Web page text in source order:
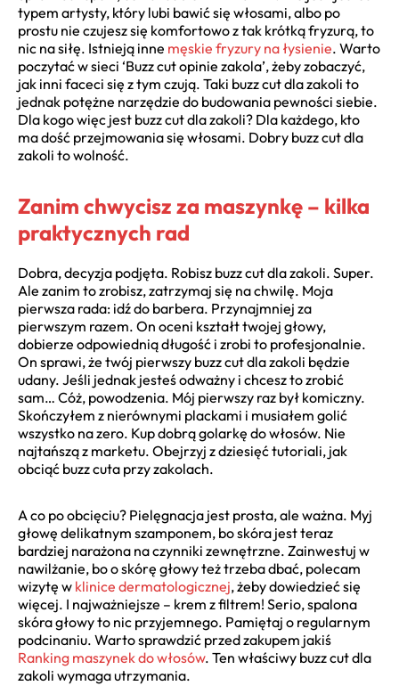
typem artysty, który lubi bawić się włosami, albo po
prostu nie czujesz się komfortowo z tak krótką fryzurą, to
nic na siłę. Istnieją inne męskie fryzury na łysienie. Warto
poczytać w sieci ‘Buzz cut opinie zakola’, żeby zobaczyć,
jak inni faceci się z tym czują. Taki buzz cut dla zakoli to
jednak potężne narzędzie do budowania pewności siebie.
Dla kogo więc jest buzz cut dla zakoli? Dla każdego, kto
ma dość przejmowania się włosami. Dobry buzz cut dla
zakoli to wolność.
Zanim chwycisz za maszynkę – kilka
praktycznych rad
Dobra, decyzja podjęta. Robisz buzz cut dla zakoli. Super.
Ale zanim to zrobisz, zatrzymaj się na chwilę. Moja
pierwsza rada: idź do barbera. Przynajmniej za
pierwszym razem. On oceni kształt twojej głowy,
dobierze odpowiednią długość i zrobi to profesjonalnie.
On sprawi, że twój pierwszy buzz cut dla zakoli będzie
udany. Jeśli jednak jesteś odważny i chcesz to zrobić
sam… Cóż, powodzenia. Mój pierwszy raz był komiczny.
Skończyłem z nierównymi plackami i musiałem golić
wszystko na zero. Kup dobrą golarkę do włosów. Nie
najtańszą z marketu. Obejrzyj z dziesięć tutoriali, jak
obciąć buzz cuta przy zakolach.
A co po obcięciu? Pielęgnacja jest prosta, ale ważna. Myj
głowę delikatnym szamponem, bo skóra jest teraz
bardziej narażona na czynniki zewnętrzne. Zainwestuj w
nawilżanie, bo o skórę głowy też trzeba dbać, polecam
wizytę w klinice dermatologicznej, żeby dowiedzieć się
więcej. I najważniejsze – krem z filtrem! Serio, spalona
skóra głowy to nic przyjemnego. Pamiętaj o regularnym
podcinaniu. Warto sprawdzić przed zakupem jakiś
Ranking maszynek do włosów. Ten właściwy buzz cut dla
zakoli wymaga utrzymania.